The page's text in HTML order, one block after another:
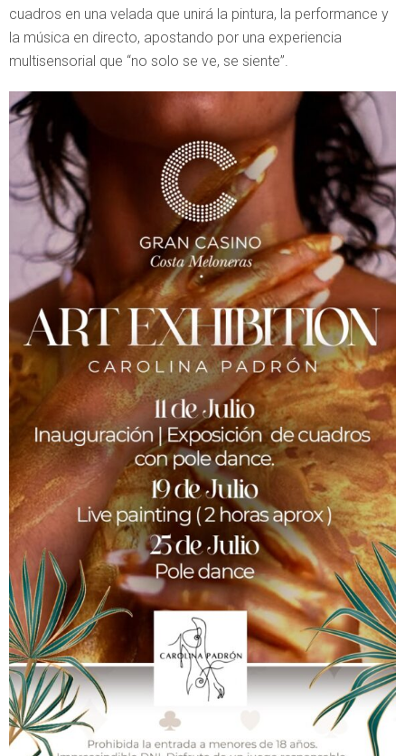
cuadros en una velada que unirá la pintura, la performance y
la música en directo, apostando por una experiencia
multisensorial que “no solo se ve, se siente”.